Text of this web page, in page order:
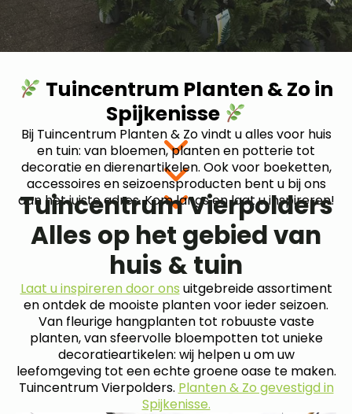
Tuincentrum Planten & Zo in
Spijkenisse
Bij Tuincentrum Planten & Zo vindt u alles voor huis
en tuin: van bloemen, planten en potterie tot
decoratie en dierenartikelen. Ook voor boeketten,
accessoires en seizoensproducten bent u bij ons
aan het juiste adres. Kom langs en laat u inspireren!
Tuincentrum Vierpolders
Alles op het gebied van
huis & tuin
Laat u inspireren door ons uitgebreide assortiment
en ontdek de mooiste planten voor ieder seizoen.
Van fleurige hangplanten tot robuuste vaste
planten, van sfeervolle bloempotten tot unieke
decoratieartikelen: wij helpen u om uw
leefomgeving tot een echte groene oase te maken.
Tuincentrum Vierpolders. Planten & Zo gevestigd in
Spijkenisse.